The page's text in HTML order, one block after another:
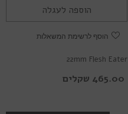
הוספה לעגלה
הוסף לרשימת המשאלות
22mm Flesh Eater
465.00 שקלים